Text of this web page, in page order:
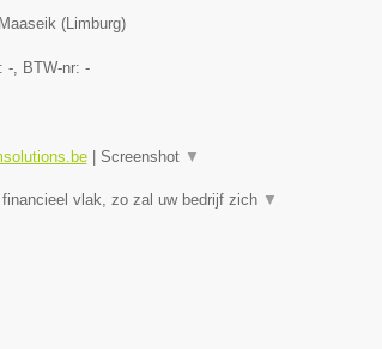
Maaseik(Limburg)
-, BTW-nr: -
| Screenshot ▼
vlak, zo zal uw bedrijf zich ▼